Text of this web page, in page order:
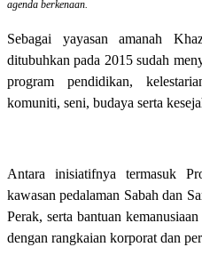
agenda berkenaan.
Sebagai yayasan amanah
ditubuhkan pada 2015 sudah
program pendidikan,
komuniti, seni, budaya serta
Antara inisiatifnya termasuk
kawasan pedalaman Sabah dan
Perak, serta bantuan
dengan rangkaian korporat dan